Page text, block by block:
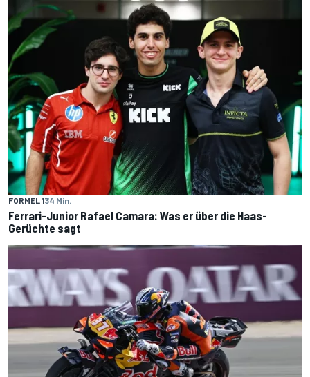
FORMEL 134 Min.
Ferrari-Junior Rafael Camara: Was er über die Haas-
Gerüchte sagt